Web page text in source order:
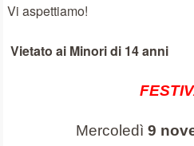
Vi aspettiamo!
Vietato ai Minori di 14 anni
Mercoledì9